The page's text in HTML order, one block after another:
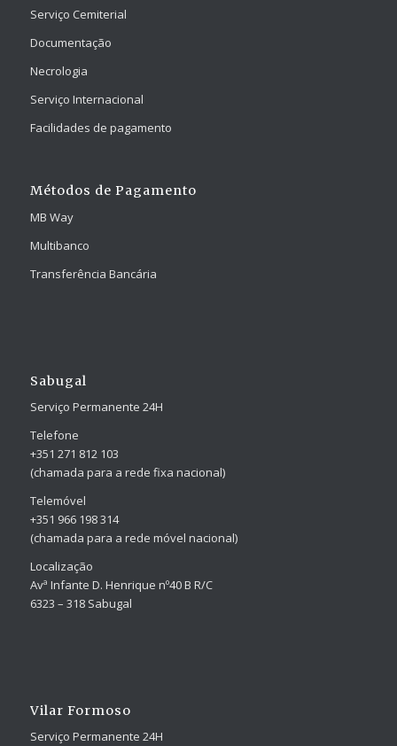
Serviço Cemiterial
Documentação
Necrologia
Serviço Internacional
Facilidades de pagamento
Métodos de Pagamento
MB Way
Multibanco
Transferência Bancária
Sabugal
Serviço Permanente 24H
Telefone
+351 271 812 103
(chamada para a rede fixa nacional)
Telemóvel
+351 966 198 314
(chamada para a rede móvel nacional)
Localização
Avª Infante D. Henrique nº40 B R/C
6323 – 318 Sabugal
Vilar Formoso
Serviço Permanente 24H